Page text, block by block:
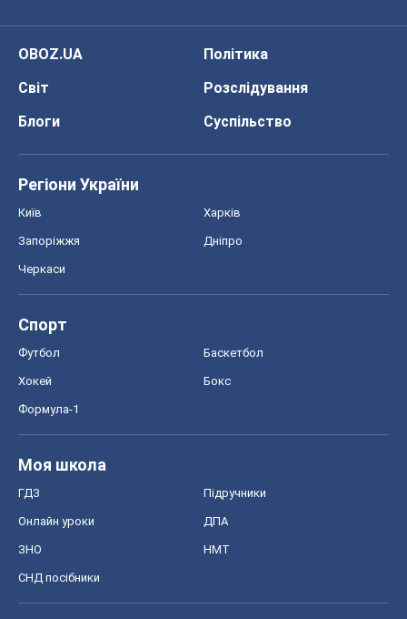
OBOZ.UA
Політика
Світ
Розслідування
Блоги
Суспільство
Регіони України
Київ Харків
Запоріжжя Дніпро
Черкаси
Спорт
Футбол Баскетбол
Хокей Бокс
Формула-1
Моя школа
ГДЗ Підручники
Онлайн уроки ДПА
ЗНО НМТ
СНД посібники